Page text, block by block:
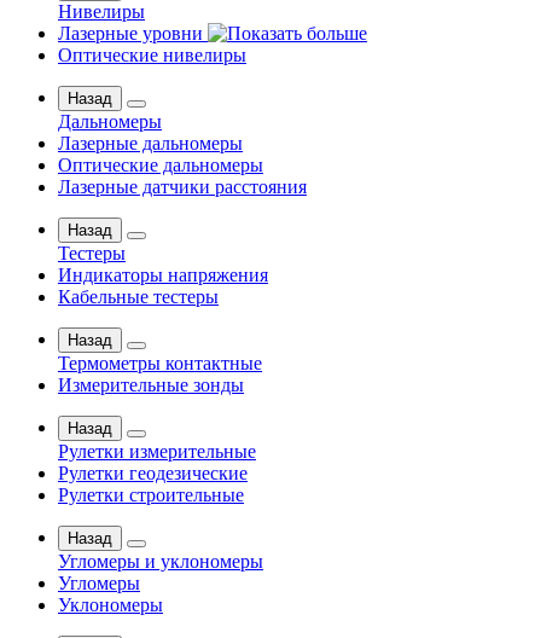
Нивелиры
Лазерные уровни
Оптические нивелиры
Назад
Дальномеры
Лазерные дальномеры
Оптические дальномеры
Лазерные датчики расстояния
Назад
Тестеры
Индикаторы напряжения
Кабельные тестеры
Назад
Термометры контактные
Измерительные зонды
Назад
Рулетки измерительные
Рулетки геодезические
Рулетки строительные
Назад
Угломеры и уклономеры
Угломеры
Уклономеры